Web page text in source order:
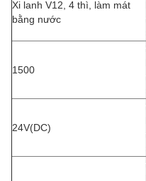
Xi lanh V12, 4 thì, làm mát
bằng nước
1500
24V(DC)